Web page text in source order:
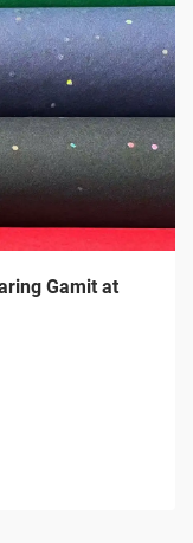
Gamit at